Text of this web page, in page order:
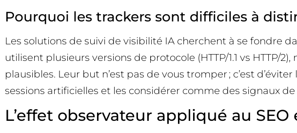
Pourquoi les trackers sont difficiles à
Les solutions de suivi de visibilité IA cherchent à se fondre
utilisent plusieurs versions de protocole (HTTP/1.1 vs
plausibles. Leur but n’est pas de vous tromper ; c’est
sessions artificielles et les considérer comme des signaux
L’effet observateur appliqué au